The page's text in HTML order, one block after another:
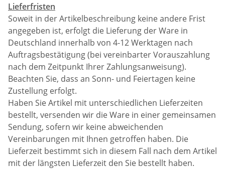
Lieferfristen
Soweit in der Artikelbeschreibung keine andere Frist
angegeben ist, erfolgt die Lieferung der Ware in
Deutschland innerhalb von 4-12 Werktagen nach
Auftragsbestätigung (bei vereinbarter Vorauszahlung
nach dem Zeitpunkt Ihrer Zahlungsanweisung).
Beachten Sie, dass an Sonn- und Feiertagen keine
Zustellung erfolgt.
Haben Sie Artikel mit unterschiedlichen Lieferzeiten
bestellt, versenden wir die Ware in einer gemeinsamen
Sendung, sofern wir keine abweichenden
Vereinbarungen mit Ihnen getroffen haben. Die
Lieferzeit bestimmt sich in diesem Fall nach dem Artikel
mit der längsten Lieferzeit den Sie bestellt haben.